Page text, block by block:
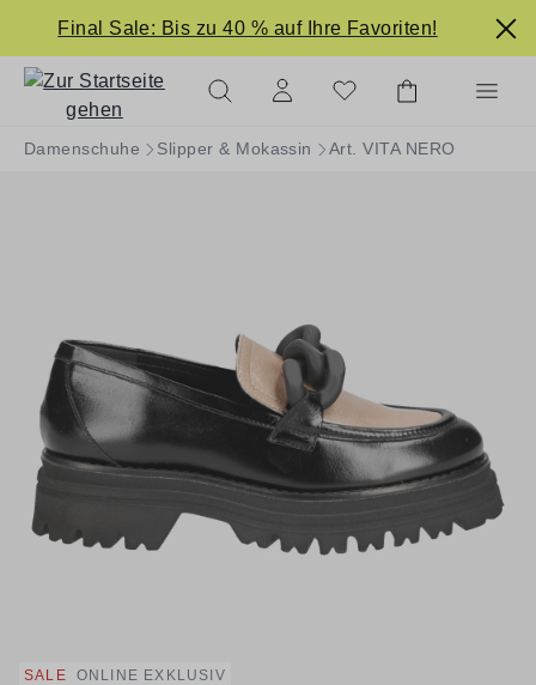
springen
Final Sale: Bis zu 40 % auf Ihre Favoriten!
Damenschuhe Slipper & Mokassin Art. VITA NERO
SALE ONLINE EXKLUSIV